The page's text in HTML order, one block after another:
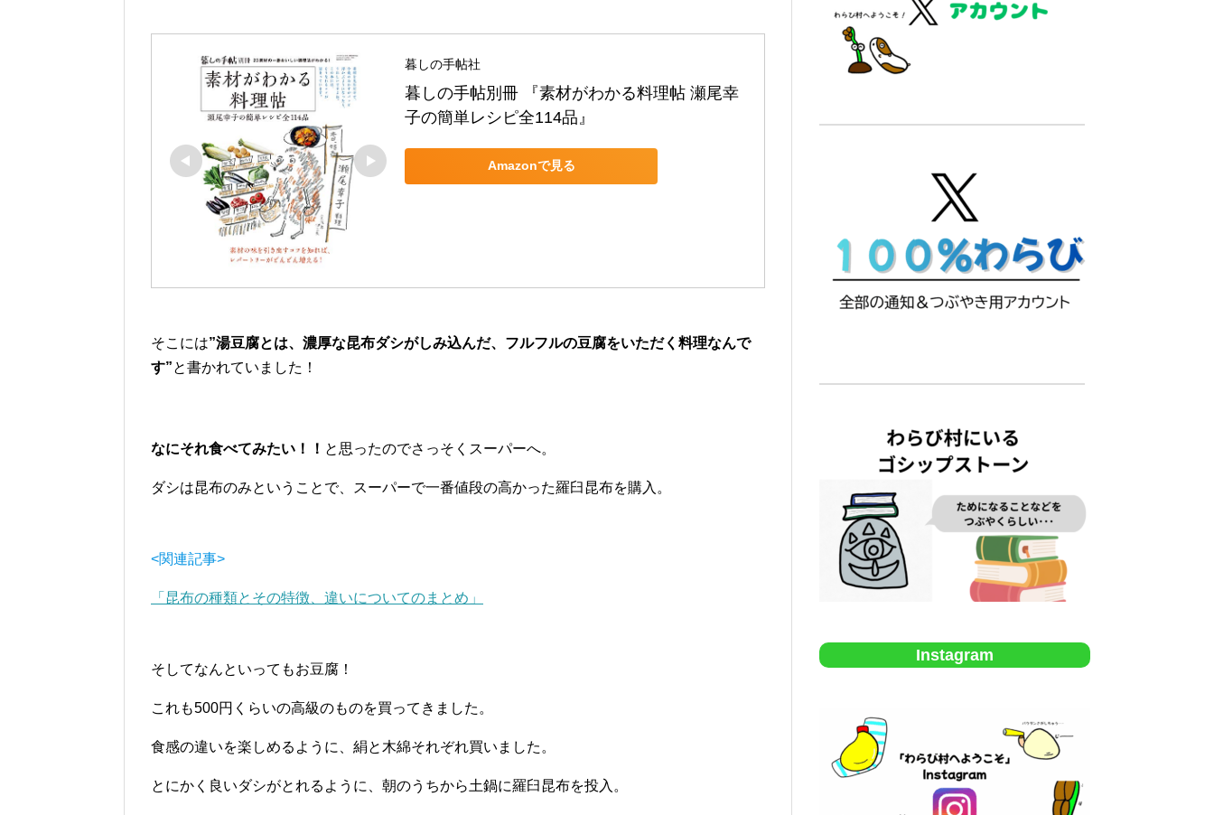
暮しの手帖社
暮しの手帖別冊 『素材がわかる料理帖 瀬尾幸
子の簡単レシピ全114品』
Amazonで見る
そこには”湯豆腐とは、濃厚な昆布ダシがしみ込んだ、フルフルの豆腐をいただく料理なんで
す”と書かれていました！
なにそれ食べてみたい！！ と思ったのでさっそくスーパーへ。
ダシは昆布のみということで、スーパーで一番値段の高かった羅臼昆布を購入。
<関連記事>
「昆布の種類とその特徴、違いについてのまとめ」
そしてなんといってもお豆腐！
これも500円くらいの高級のものを買ってきました。
食感の違いを楽しめるように、絹と木綿それぞれ買いました。
とにかく良いダシがとれるように、朝のうちから土鍋に羅臼昆布を投入。
Instagram